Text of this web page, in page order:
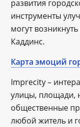
развития
инструменты
могут
Каддинс.
Карта эмоций
Imprecity –
улицы, площади,
общественные
любой житель и